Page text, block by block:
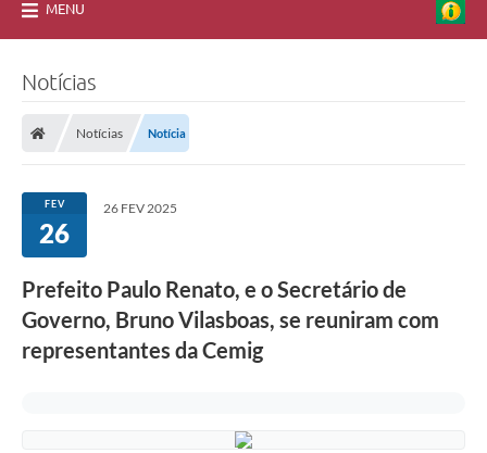
MENU
Notícias
Notícias Notícia
FEV
26
26 FEV 2025
Prefeito Paulo Renato, e o Secretário de
Governo, Bruno Vilasboas, se reuniram com
representantes da Cemig